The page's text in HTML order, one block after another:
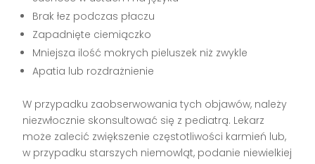
Brak łez podczas płaczu
Zapadnięte ciemiączko
Mniejsza ilość mokrych pieluszek niż zwykle
Apatia lub rozdrażnienie
W przypadku zaobserwowania tych objawów, należy
niezwłocznie skonsultować się z pediatrą. Lekarz
może zalecić zwiększenie częstotliwości karmień lub,
w przypadku starszych niemowląt, podanie niewielkiej